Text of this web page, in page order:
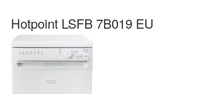
Hotpoint LSFB 7B019 EU